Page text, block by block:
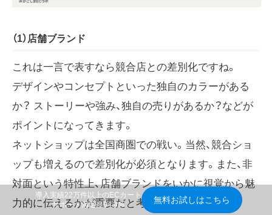
（1）店舗ブランド
これは一言で表すなら競合店との差別化ですね。
デザインやコンセプトといった独自のカラーがある
か？ ストーリーや強み、独自の売りがあるか？などが
ポイントになってきます。
ネットショップは全国商圏での戦い。当然、競合ショ
ップも増えるので差別化が必須となります。また、非
対面という特性上、店舗ブランドをいかに視覚から魅
力的に伝えるかが重要だと考えます。
導入実績22万件以上のECカート
サポート満足度94.4%
無料お試しはこちら